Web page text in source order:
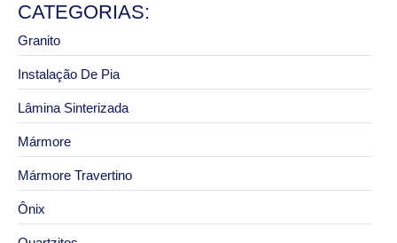
CATEGORIAS:
Granito
Instalação De Pia
Lâmina Sinterizada
Mármore
Mármore Travertino
Ônix